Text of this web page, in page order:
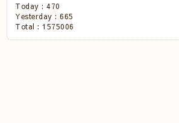
Today :470
Yesterday :665
Total : 1575006